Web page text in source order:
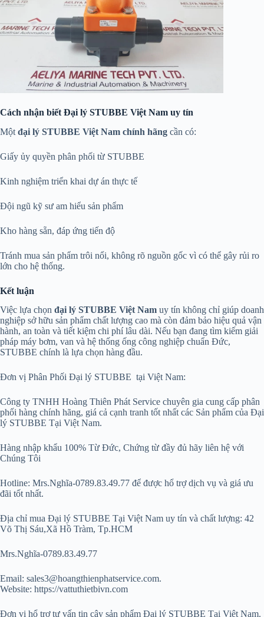
Cách nhận biết Đại lý STUBBE Việt Nam uy tín
Một đại lý STUBBE Việt Nam chính hãng cần có:
Giấy ủy quyền phân phối từ STUBBE
Kinh nghiệm triển khai dự án thực tế
Đội ngũ kỹ sư am hiểu sản phẩm
Kho hàng sẵn, đáp ứng tiến độ
Tránh mua sản phẩm trôi nổi, không rõ nguồn gốc vì có thể gây rủi ro
lớn cho hệ thống.
Kết luận
Việc lựa chọn đại lý STUBBE Việt Nam uy tín không chỉ giúp doanh
nghiệp sở hữu sản phẩm chất lượng cao mà còn đảm bảo hiệu quả vận
hành, an toàn và tiết kiệm chi phí lâu dài. Nếu bạn đang tìm kiếm giải
pháp máy bơm, van và hệ thống ống công nghiệp chuẩn Đức,
STUBBE chính là lựa chọn hàng đầu.
Đơn vị Phân Phối Đại lý STUBBE tại Việt Nam:
Công ty TNHH Hoàng Thiên Phát Service chuyên gia cung cấp phân
phối hàng chính hãng, giá cả cạnh tranh tốt nhất các Sản phẩm của Đại
lý STUBBE Tại Việt Nam.
Hàng nhập khẩu 100% Từ Đức, Chứng từ đầy đủ hãy liên hệ với
Chúng Tôi
Hotline: Mrs.Nghĩa-0789.83.49.77 để được hổ trợ dịch vụ và giá ưu
đãi tốt nhất.
Địa chỉ mua Đại lý STUBBE Tại Việt Nam uy tín và chất lượng: 42
Võ Thị Sáu,Xã Hồ Tràm, Tp.HCM
Mrs.Nghĩa-0789.83.49.77
Email: sales3@hoangthienphatservice.com.
Website: https://vattuthietbivn.com
Đơn vị hổ trợ tư vấn tin cậy sản phẩm Đại lý STUBBE Tại Việt Nam.